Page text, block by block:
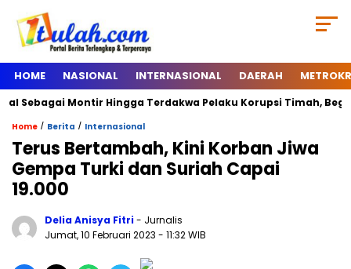
HOME NASIONAL INTERNASIONAL DAERAH
Sebagai Montir Hingga Terdakwa Pelaku Korupsi Timah, Begini
Home / Berita / Internasional
Terus Bertambah, Kini Korban Jiwa
Gempa Turki dan Suriah Capai
19.000
Delia Anisya Fitri- Jurnalis
Jumat, 10 Februari 2023 - 11:32 WIB